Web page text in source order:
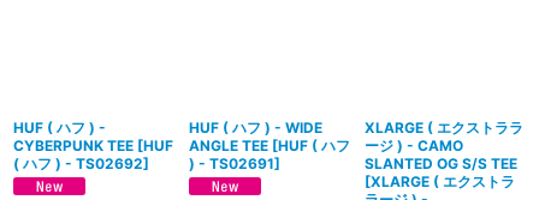
HUF ( ハフ ) -
CYBERPUNK TEE [HUF
( ハフ ) - TS02692]
HUF ( ハフ ) - WIDE
ANGLE TEE [HUF ( ハフ
) - TS02691]
XLARGE ( エクストララ
ージ ) - CAMO
SLANTED OG S/S TEE
[XLARGE ( エクストラ